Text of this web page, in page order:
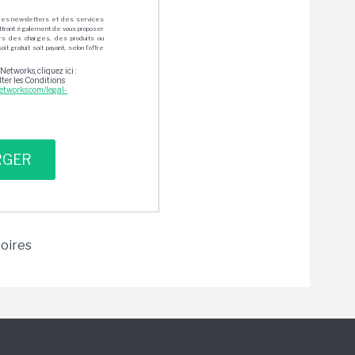
des newsletters et des services
également de vous proposer
des charges, des produits ou
gratuit soit payant, selon l'offre
cliquez ici :
les Conditions
legal-